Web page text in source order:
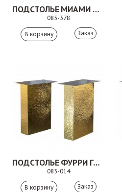
ПОДСТОЛЬЕ МИАМИ ДУО
085-378
Заказ
ПОДСТОЛЬЕ ФУРРИ ГОЛД
085-014
Заказ